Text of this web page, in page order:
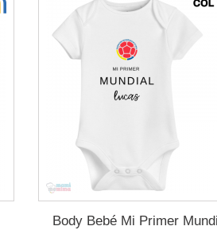
Body Bebé Mi Primer